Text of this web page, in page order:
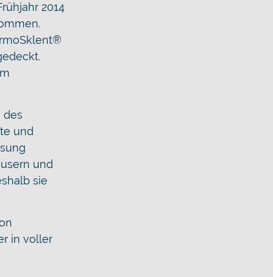
2014
des
und
und
sie
in voller